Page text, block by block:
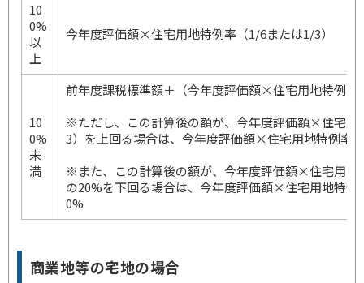
10
0%
以
上
今年度評価額×住宅用地特例率（1/6または1/3）
10
0%
未
満
前年度課税標準額＋（今年度評価額×住宅用地特例
※ただし、この計算後の額が、今年度評価額×住宅用
3）を上回る場合は、今年度評価額×住宅用地特例率
※また、この計算後の額が、今年度評価額×住宅用地
の20%を下回る場合は、今年度評価額×住宅用地特
0%
商業地等の宅地の場合